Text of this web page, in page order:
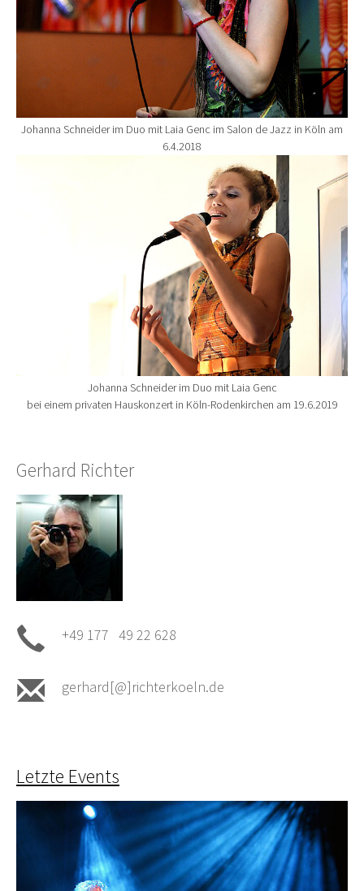
Johanna Schneider im Duo mit Laia Genc im Salon de Jazz in Köln am
6.4.2018
Johanna Schneider im Duo mit Laia Genc
bei einem privaten Hauskonzert in Köln-Rodenkirchen am 19.6.2019
Gerhard Richter
+49 177 49 22 628
gerhard[@]richterkoeln.de
Letzte Events